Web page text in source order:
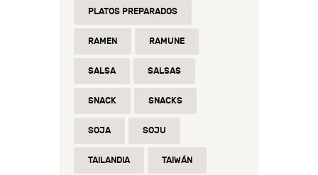
PLATOS PREPARADOS
RAMEN RAMUNE
SALSA SALSAS
SNACK SNACKS
SOJA SOJU
TAILANDIA TAIWÁN